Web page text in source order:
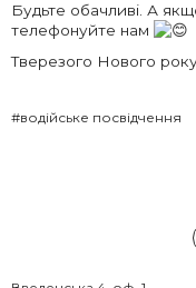
Будьте обачливі. А
телефонуйте нам
Тверезого Нового року
#водійське посвідчення